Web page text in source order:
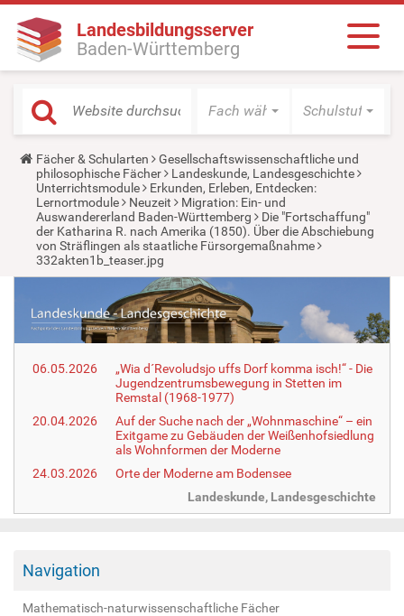
Landesbildungsserver
Baden-Württemberg
Fach wählen Schulstufe
Y
o
u
a
r
e
h
e
r
Fächer & Schularten
Gesellschaftswissenschaftliche und
philosophische Fächer
Landeskunde, Landesgeschichte
Unterrichtsmodule
Erkunden, Erleben, Entdecken:
Lernortmodule
Neuzeit
Migration: Ein- und
Auswandererland Baden-Württemberg
Die "Fortschaffung"
der Katharina R. nach Amerika (1850). Über die Abschiebung
von Sträflingen als staatliche Fürsorgemaßnahme
332akten1b_teaser.jpg
06.05.2026
„Wia d´Revoludsjo uffs Dorf komma isch!“ - Die
Jugendzentrumsbewegung in Stetten im
Remstal (1968-1977)
20.04.2026
Auf der Suche nach der „Wohnmaschine“ – ein
Exitgame zu Gebäuden der Weißenhofsiedlung
als Wohnformen der Moderne
24.03.2026
Orte der Moderne am Bodensee
Landeskunde, Landesgeschichte
Navigation
Mathematisch-naturwissenschaftliche Fächer